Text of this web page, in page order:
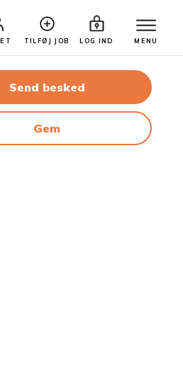
TILFØJ JOB LOG IND MENU
Send besked
Gem